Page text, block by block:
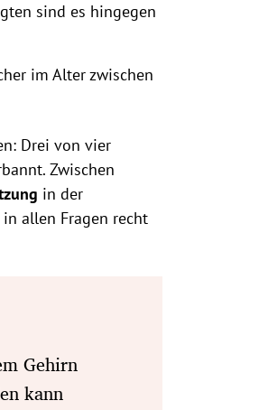
sind es hingegen
im Alter zwischen
Drei von vier
Zwischen
in der
allen Fragen recht
Gehirn
kann